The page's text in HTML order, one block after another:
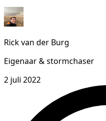
Rick van der Burg
Eigenaar & stormchaser
2 juli 2022